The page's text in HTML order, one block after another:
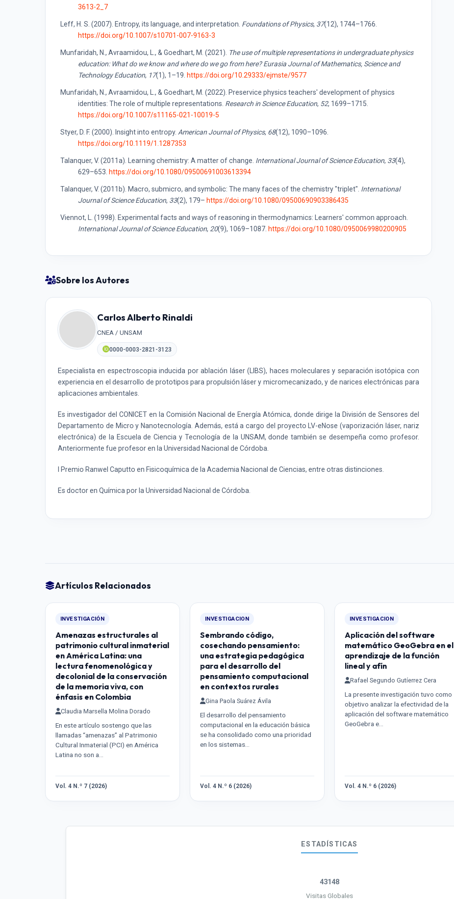
3613-2_7
Leff, H. S. (2007). Entropy, its language, and interpretation. Foundations of Physics, 37(12), 1744–1766.
https://doi.org/10.1007/s10701-007-9163-3
Munfaridah, N., Avraamidou, L., & Goedhart, M. (2021). The use of multiple representations in undergraduate physics
education: What do we know and where do we go from here? Eurasia Journal of Mathematics, Science and
Technology Education, 17(1), 1–19. https://doi.org/10.29333/ejmste/9577
Munfaridah, N., Avraamidou, L., & Goedhart, M. (2022). Preservice physics teachers' development of physics
identities: The role of multiple representations. Research in Science Education, 52, 1699–1715.
https://doi.org/10.1007/s11165-021-10019-5
Styer, D. F. (2000). Insight into entropy. American Journal of Physics, 68(12), 1090–1096.
https://doi.org/10.1119/1.1287353
Talanquer, V. (2011a). Learning chemistry: A matter of change. International Journal of Science Education, 33(4),
629–653. https://doi.org/10.1080/09500691003613394
Talanquer, V. (2011b). Macro, submicro, and symbolic: The many faces of the chemistry "triplet". International
Journal of Science Education, 33(2), 179– https://doi.org/10.1080/09500690903386435
Viennot, L. (1998). Experimental facts and ways of reasoning in thermodynamics: Learners' common approach.
International Journal of Science Education, 20(9), 1069–1087. https://doi.org/10.1080/0950069980200905
Sobre los Autores
Carlos Alberto Rinaldi
CNEA / UNSAM
0000-0003-2821-3123
Especialista en espectroscopia inducida por ablación láser (LIBS), haces moleculares y separación isotópica con
experiencia en el desarrollo de prototipos para propulsión láser y micromecanizado, y de narices electrónicas para
aplicaciones ambientales.
Es investigador del CONICET en la Comisión Nacional de Energía Atómica, donde dirige la División de Sensores del
Departamento de Micro y Nanotecnología. Además, está a cargo del proyecto LV-eNose (vaporización láser, nariz
electrónica) de la Escuela de Ciencia y Tecnología de la UNSAM, donde también se desempeña como profesor.
Anteriormente fue profesor en la Universidad Nacional de Córdoba.
l Premio Ranwel Caputto en Fisicoquímica de la Academia Nacional de Ciencias, entre otras distinciones.
Es doctor en Química por la Universidad Nacional de Córdoba.
Artículos Relacionados
INVESTIGACIÓN
Amenazas estructurales al
patrimonio cultural inmaterial
en América Latina: una
lectura fenomenológica y
decolonial de la conservación
de la memoria viva, con
énfasis en Colombia
Claudia Marsella Molina Dorado
En este artículo sostengo que las
llamadas “amenazas” al Patrimonio
Cultural Inmaterial (PCI) en América
Latina no son a…
Vol. 4 N.º 7 (2026)
INVESTIGACION
Sembrando código,
cosechando pensamiento:
una estrategia pedagógica
para el desarrollo del
pensamiento computacional
en contextos rurales
Gina Paola Suárez Ávila
El desarrollo del pensamiento
computacional en la educación básica
se ha consolidado como una prioridad
en los sistemas…
Vol. 4 N.º 6 (2026)
INVESTIGACION
Aplicación del software
matemático GeoGebra en el
aprendizaje de la función
lineal y afín
Rafael Segundo Gutíerrez Cera
La presente investigación tuvo como
objetivo analizar la efectividad de la
aplicación del software matemático
GeoGebra e…
Vol. 4 N.º 6 (2026)
ESTADÍSTICAS
43148
Visitas Globales